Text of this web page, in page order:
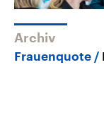
Archiv
Frauenquote